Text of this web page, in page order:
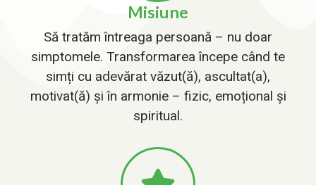
Misiune
Să tratăm întreaga persoană – nu doar
simptomele. Transformarea începe când te
simți cu adevărat văzut(ă), ascultat(a),
motivat(ă) și în armonie – fizic, emoțional și
spiritual.